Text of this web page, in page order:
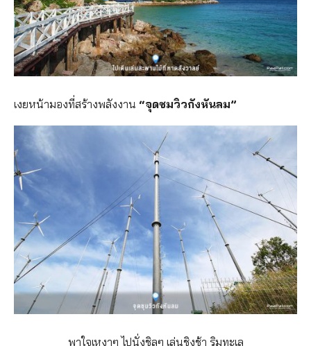
เงยหน้ามองที่สร้างพลังงาน “จุดชมวิวกังหันลม”
พาใจเหงาๆ ไปนั่งชิลๆ เล่นชิงช้า ริมทะเล